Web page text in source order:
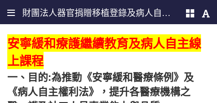
財團法人器官捐贈移植登錄及病人自主推廣中心
安寧緩和療護繼續教育及病人自主線
上課程
一、目的:為推動《安寧緩和醫療條例》及
《病人自主權利法》，提升各醫療機構之